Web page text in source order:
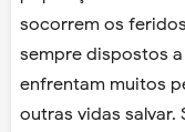
socorrem os
sempre dispostos
enfrentam muitos
outras vidas salvar.